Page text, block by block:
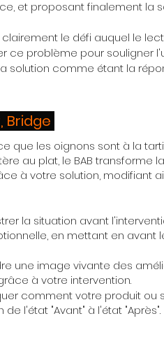
et proposant finalement la
clairement le défi auquel le
ce problème pour souligner
solution comme étant la
Bridge
que les oignons sont à la
au plat, le BAB transforme
à votre solution, modifiant
la situation avant
en mettant en avant
une image vivante des
à votre intervention.
comment votre produit
l'état "Avant" à l'état "Après".